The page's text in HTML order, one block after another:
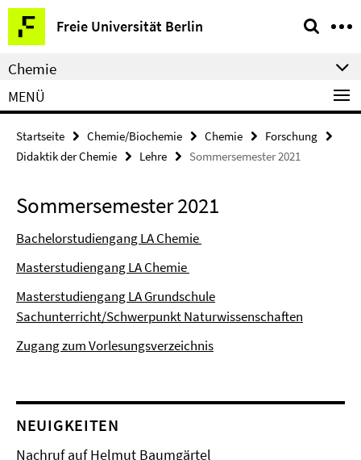
Springe
direkt
zu
Inhalt
Freie Universität Berlin
Service-
Navigation
Chemie
MENÜ
Startseite Chemie/Biochemie Chemie
Forschung
Didaktik der Chemie
Lehre Sommersemester 2021
Sommersemester 2021
Bachelorstudiengang LA Chemie
Masterstudiengang LA Chemie
Masterstudiengang LA Grundschule
Sachunterricht/Schwerpunkt Naturwissenschaften
Zugang zum Vorlesungsverzeichnis
NEUIGKEITEN
Nachruf auf Helmut Baumgärtel